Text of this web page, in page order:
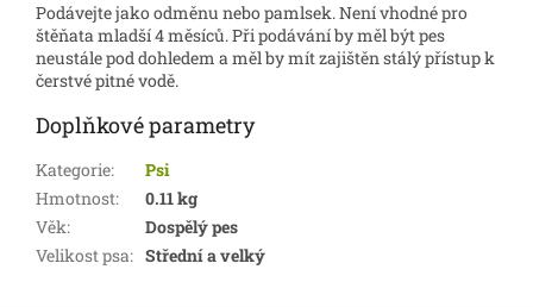
Podávejte jako odměnu nebo pamlsek. Není vhodné pro
štěňata mladší 4 měsíců. Při podávání by měl být pes
neustále pod dohledem a měl by mít zajištěn stálý přístup k
čerstvé pitné vodě.
Doplňkové parametry
Kategorie:
Psi
Hmotnost:
0.11 kg
Věk:
Dospělý pes
Velikost psa: Střední a velký